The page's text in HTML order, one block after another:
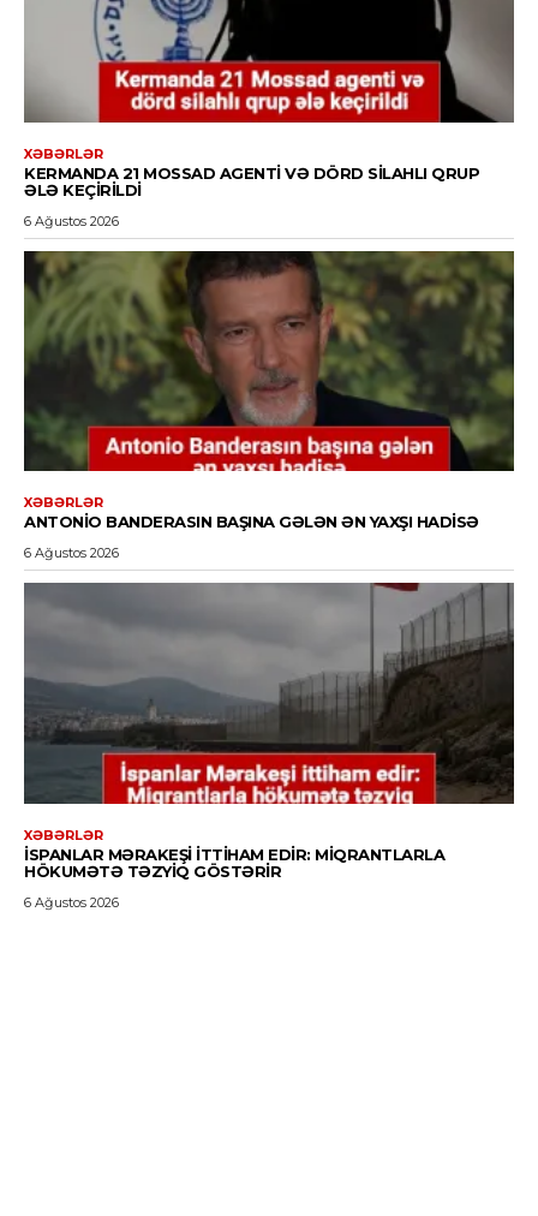
XƏBƏRLƏR
KERMANDA 21 MOSSAD AGENTI VƏ DÖRD SILAHLI QRUP
ƏLƏ KEÇIRILDI
6 Ağustos 2026
XƏBƏRLƏR
ANTONIO BANDERASIN BAŞINA GƏLƏN ƏN YAXŞI HADISƏ
6 Ağustos 2026
XƏBƏRLƏR
İSPANLAR MƏRAKEŞI ITTIHAM EDIR: MIQRANTLARLA
HÖKUMƏTƏ TƏZYIQ GÖSTƏRIR
6 Ağustos 2026